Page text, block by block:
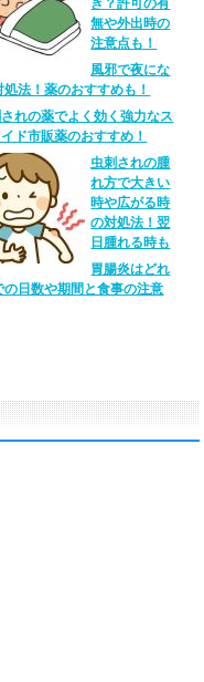
き？許可の有
無や外出時の
注意点も！
風邪で夜にな
法！薬のおすすめも！
れの薬でよく効く強力なス
ド市販薬のおすすめ！
虫刺されの腫
れ方で大きい
時や広がる時
の対処法！翌
日腫れる時も
胃腸炎はどれ
の日数や期間と食事の注意